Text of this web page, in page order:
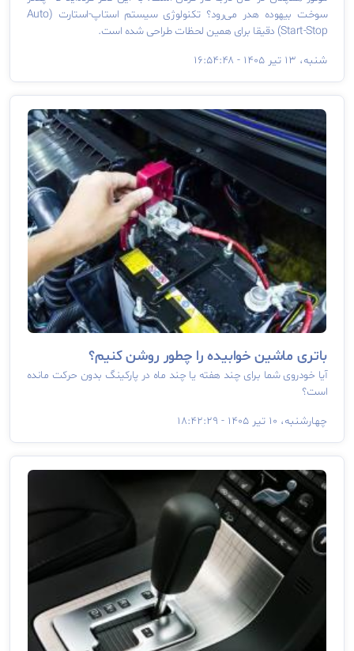
سوخت بیهوده هدر می‌رود؟ تکنولوژی سیستم استاپ-استارت (Auto
Start-Stop) دقیقا برای همین لحظات طراحی شده است.
شنبه، ۱۳ تیر ۱۴۰۵ - ۱۶:۵۴:۴۸
باتری ماشین خوابیده را چطور روشن کنیم؟
آیا خودروی شما برای چند هفته یا چند ماه در پارکینگ بدون حرکت مانده
است؟
چهارشنبه، ۱۰ تیر ۱۴۰۵ - ۱۸:۴۲:۲۹